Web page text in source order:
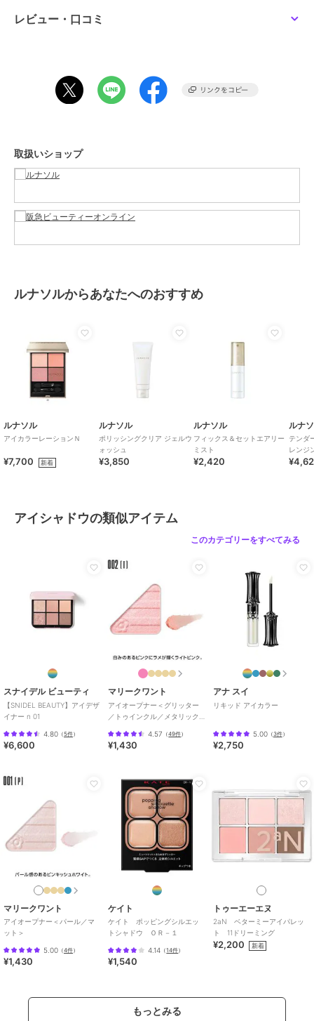
-
商品のお取り扱い方法
レビュー・口コミ
取扱いショップ
ルナソルからあなたへのおすすめ
ルナソル
アイカラーレーションＮ
¥7,700 新着
ルナソル
ポリッシングクリア ジェルウ
ォッシュ
¥3,850
ルナソル
フィックス＆セットエアリー
ミスト
¥2,420
ルナ
テンダ
レンジ
アイシャドウの類似アイテム
このカテゴリーをすべてみる
スナイデル ビューティ
【SNIDEL BEAUTY】アイデザ
イナー n 01
4.80 （5件）
¥6,600
マリークワント
アイオープナー＜グリッター
／トゥインクル／メタリック
4.57 （49件）
¥1,430
アナ スイ
リキッド アイカラー
5.00（3件）
¥2,750
マリークワント
アイオープナー＜パール／マ
ット＞
5.00 （4件）
¥1,430
ケイト
ケイト ポッピングシルエッ
トシャドウ ＯＲ－１
4.14 （14件）
¥1,540
トゥーエーエヌ
2aN ベターミーアイパレッ
ト 11ドリーミング
¥2,200 新着
もっとみる